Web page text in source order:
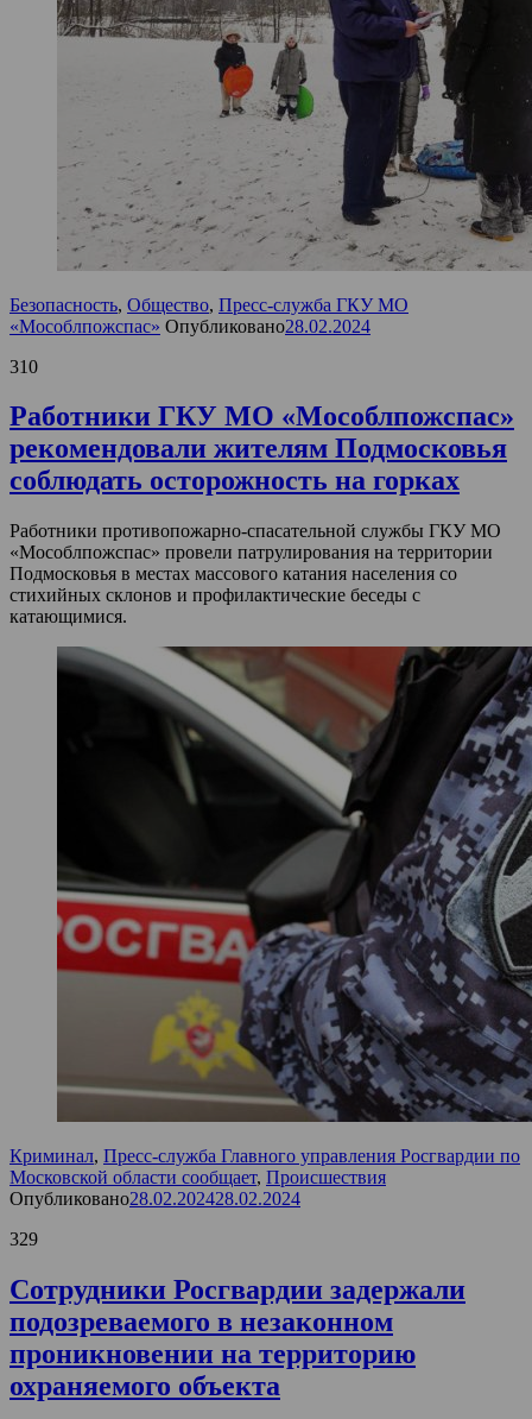
Безопасность, Общество, Пресс-служба ГКУ МО
«Мособлпожспас» Опубликовано28.02.2024
310
Работники ГКУ МО «Мособлпожспас»
рекомендовали жителям Подмосковья
соблюдать осторожность на горках
Работники противопожарно-спасательной службы ГКУ МО
«Мособлпожспас» провели патрулирования на территории
Подмосковья в местах массового катания населения со
стихийных склонов и профилактические беседы с
катающимися.
Криминал, Пресс-служба Главного управления Росгвардии по
Московской области сообщает, Происшествия
Опубликовано28.02.202428.02.2024
329
Сотрудники Росгвардии задержали
подозреваемого в незаконном
проникновении на территорию
охраняемого объекта